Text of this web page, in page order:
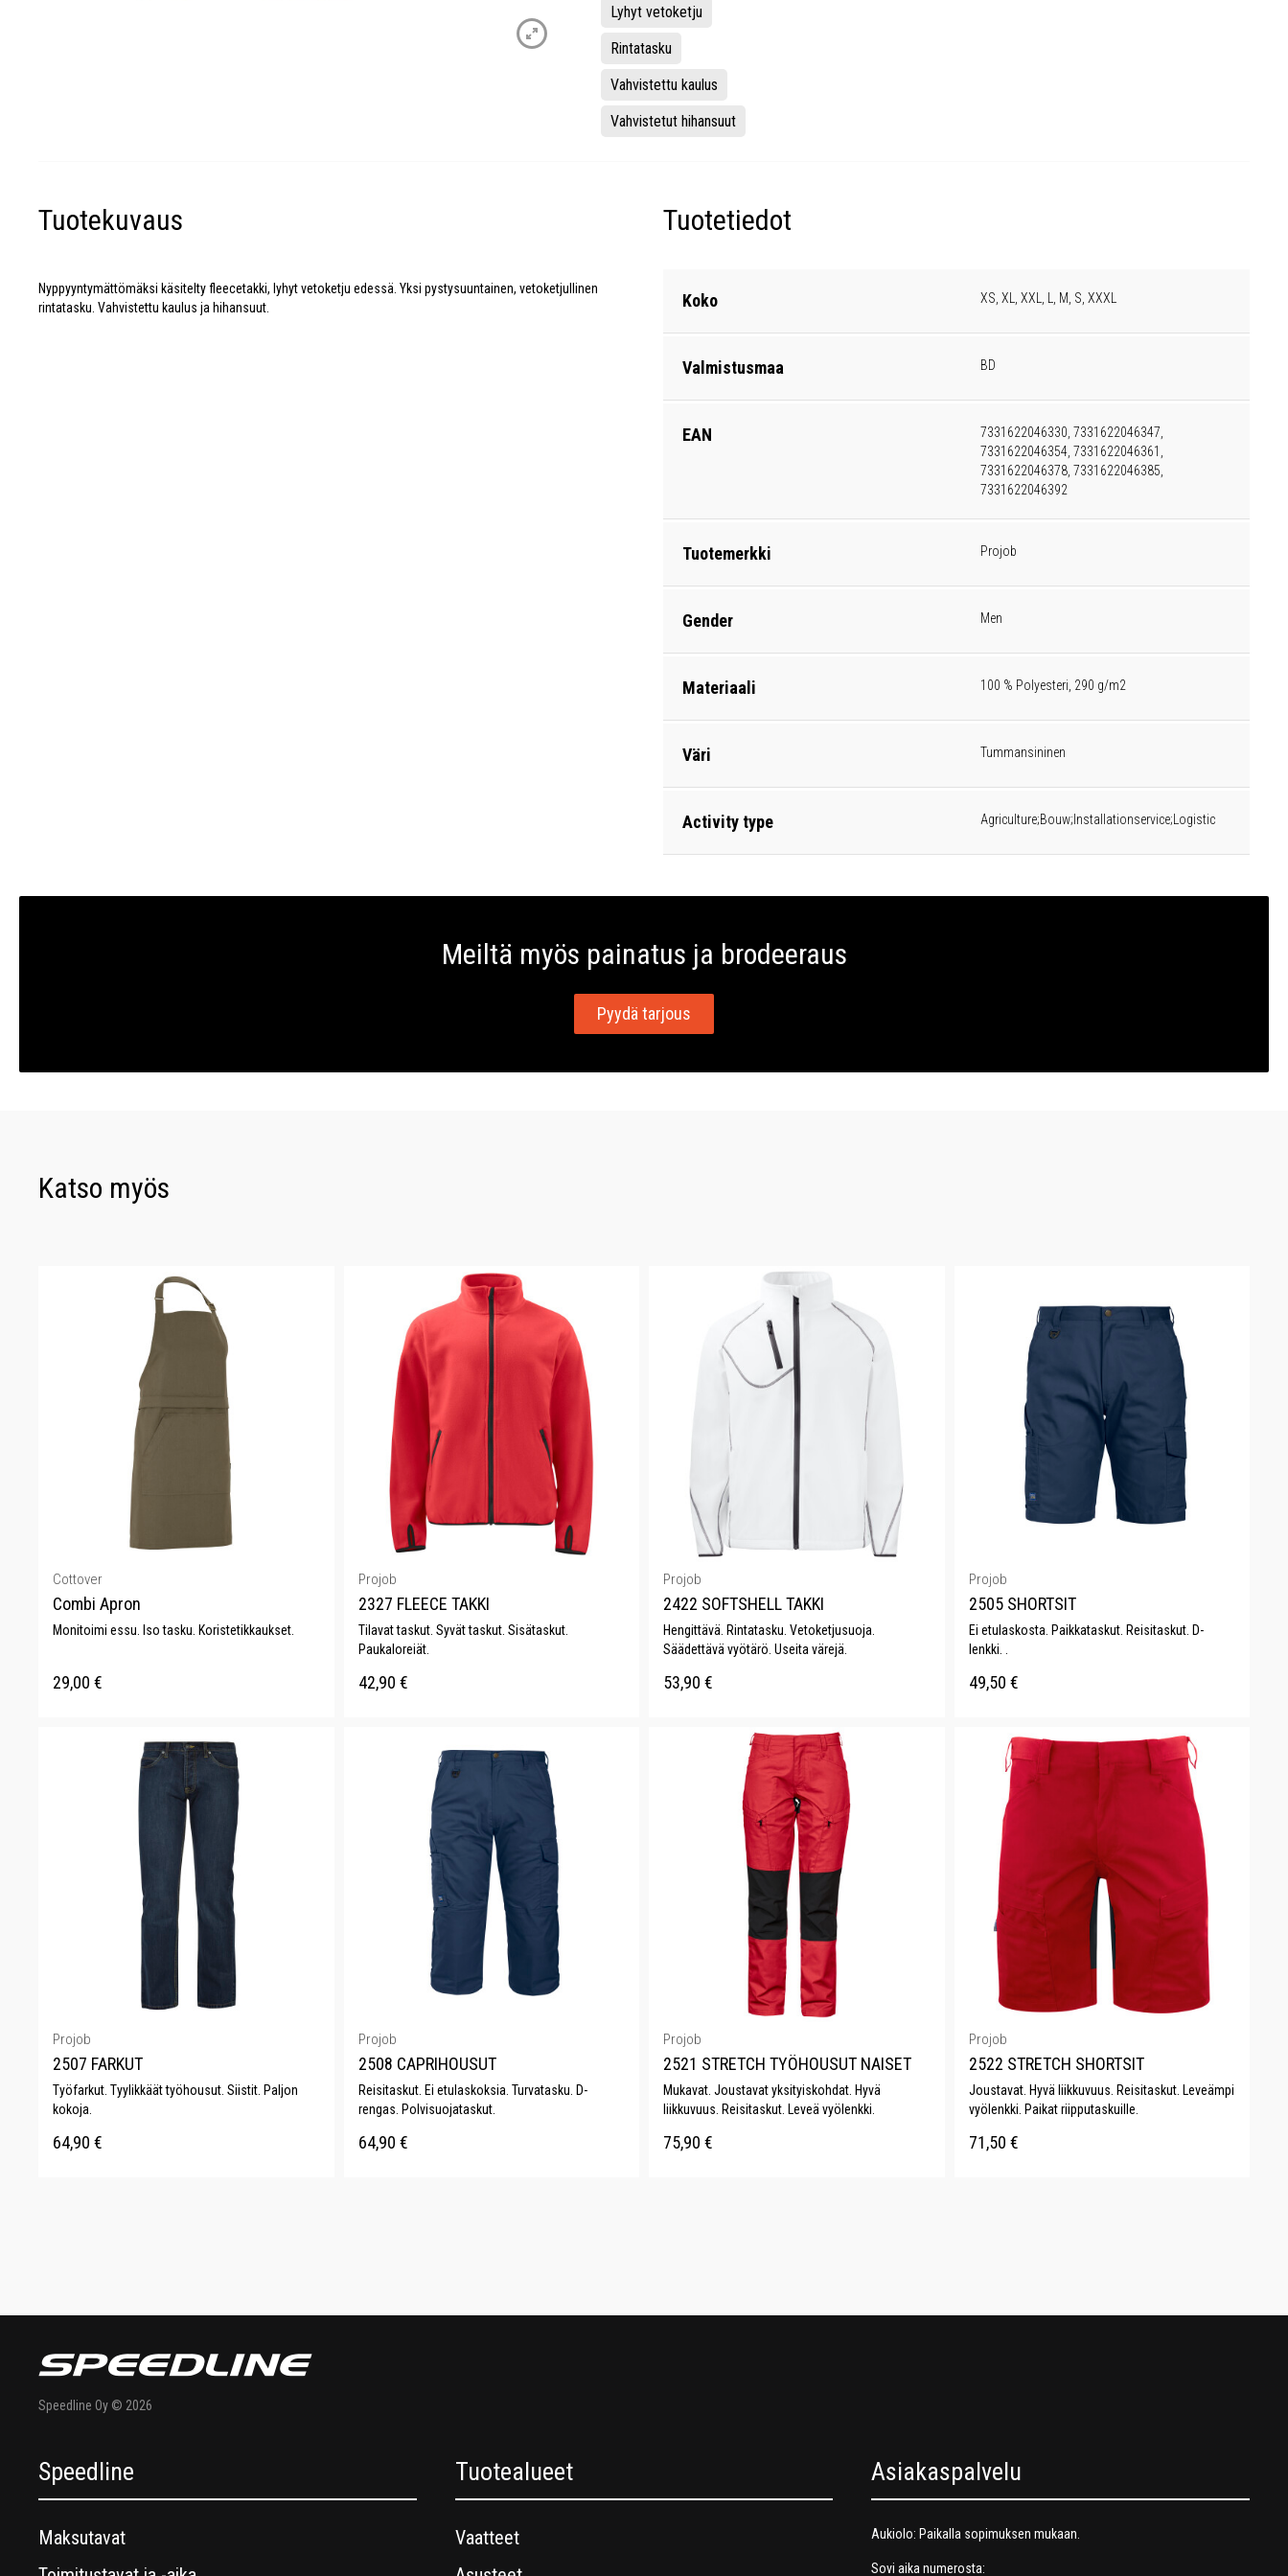
Lyhyt vetoketju
Rintatasku
Vahvistettu kaulus
Vahvistetut hihansuut
Tuotekuvaus
Nyppyyntymättömäksi käsitelty fleecetakki, lyhyt vetoketju edessä. Yksi pystysuuntainen, vetoketjullinen
rintatasku. Vahvistettu kaulus ja hihansuut.
Tuotetiedot
Koko XS, XL, XXL, L, M, S, XXXL
Valmistusmaa BD
EAN
7331622046330, 7331622046347,
7331622046354, 7331622046361,
7331622046378, 7331622046385,
7331622046392
Tuotemerkki Projob
Gender Men
Materiaali 100 % Polyesteri, 290 g/m2
Väri Tummansininen
Activity type Agriculture;Bouw;Installationservice;Logistic
Meiltä myös painatus ja brodeeraus
Pyydä tarjous
Katso myös
Cottover
Combi Apron
Monitoimi essu. Iso tasku. Koristetikkaukset.
29,00 €
Projob
2327 FLEECE TAKKI
Tilavat taskut. Syvät taskut. Sisätaskut.
Paukaloreiät.
42,90 €
Projob
2422 SOFTSHELL TAKKI
Hengittävä. Rintatasku. Vetoketjusuoja.
Säädettävä vyötärö. Useita värejä.
53,90 €
Projob
2505 SHORTSIT
Ei etulaskosta. Paikkataskut. Reisitaskut. D-
lenkki. .
49,50 €
Projob
2507 FARKUT
Työfarkut. Tyylikkäät työhousut. Siistit. Paljon
kokoja.
64,90 €
Projob
2508 CAPRIHOUSUT
Reisitaskut. Ei etulaskoksia. Turvatasku. D-
rengas. Polvisuojataskut.
64,90 €
Projob
2521 STRETCH TYÖHOUSUT NAISET
Mukavat. Joustavat yksityiskohdat. Hyvä
liikkuvuus. Reisitaskut. Leveä vyölenkki.
75,90 €
Projob
2522 STRETCH SHORTSIT
Joustavat. Hyvä liikkuvuus. Reisitaskut. Leveämpi
vyölenkki. Paikat riipputaskuille.
71,50 €
Speedline Oy © 2026
Speedline
Maksutavat
Tuotealueet
Vaatteet
Asiakaspalvelu
Aukiolo: Paikalla sopimuksen mukaan.
Sovi aika numerosta: